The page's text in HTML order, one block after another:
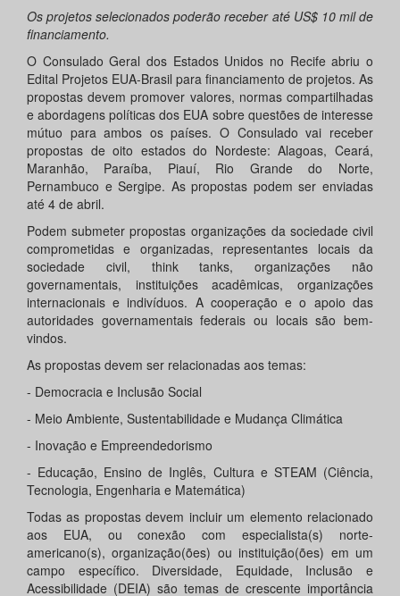
Os projetos selecionados poderão receber até US$ 10 mil de
financiamento.
O Consulado Geral dos Estados Unidos no Recife abriu o
Edital Projetos EUA-Brasil para financiamento de projetos. As
propostas devem promover valores, normas compartilhadas
e abordagens políticas dos EUA sobre questões de interesse
mútuo para ambos os países. O Consulado vai receber
propostas de oito estados do Nordeste: Alagoas, Ceará,
Maranhão, Paraíba, Piauí, Rio Grande do Norte,
Pernambuco e Sergipe. As propostas podem ser enviadas
até 4 de abril.
Podem submeter propostas organizações da sociedade civil
comprometidas e organizadas, representantes locais da
sociedade civil, think tanks, organizações não
governamentais, instituições acadêmicas, organizações
internacionais e indivíduos. A cooperação e o apoio das
autoridades governamentais federais ou locais são bem-
vindos.
As propostas devem ser relacionadas aos temas:
- Democracia e Inclusão Social
- Meio Ambiente, Sustentabilidade e Mudança Climática
- Inovação e Empreendedorismo
- Educação, Ensino de Inglês, Cultura e STEAM (Ciência,
Tecnologia, Engenharia e Matemática)
Todas as propostas devem incluir um elemento relacionado
aos EUA, ou conexão com especialista(s) norte-
americano(s), organização(ões) ou instituição(ões) em um
campo específico. Diversidade, Equidade, Inclusão e
Acessibilidade (DEIA) são temas de crescente importância